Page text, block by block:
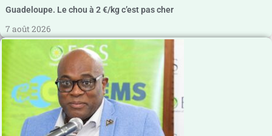
Guadeloupe. Le chou à 2 €/kg c’est pas cher
7 août 2026